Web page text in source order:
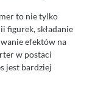
to nie tylko
figurek, składanie
efektów na
w postaci
jest bardziej